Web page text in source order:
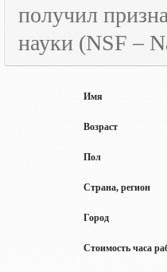
получил
науки (NSF –
Имя
Возраст
Пол
Страна, регион
Город
Стоимость часа